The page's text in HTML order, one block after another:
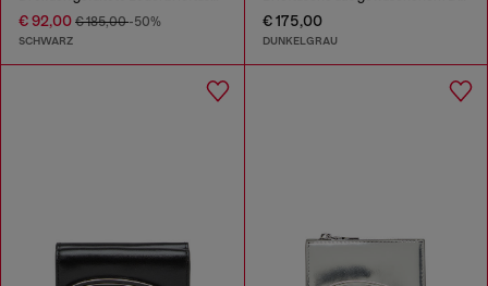
€ 92,00 € 185,00-50%
SCHWARZ
€ 175,00
DUNKELGRAU